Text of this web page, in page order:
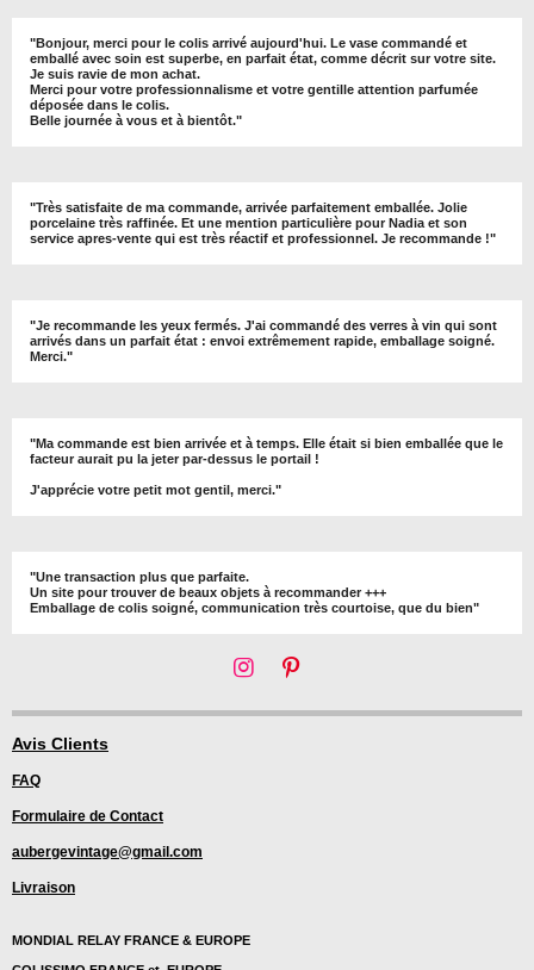
"Bonjour, merci pour le colis arrivé aujourd'hui. Le vase commandé et
emballé avec soin est superbe, en parfait état, comme décrit sur votre site.
Je suis ravie de mon achat.
Merci pour votre professionnalisme et votre gentille attention parfumée
déposée dans le colis.
Belle journée à vous et à bientôt."
"Très satisfaite de ma commande, arrivée parfaitement emballée. Jolie
porcelaine très raffinée. Et une mention particulière pour Nadia et son
service apres-vente qui est très réactif et professionnel. Je recommande !"
"Je recommande les yeux fermés. J'ai commandé des verres à vin qui sont
arrivés dans un parfait état : envoi extrêmement rapide, emballage soigné.
Merci."
"Ma commande est bien arrivée et à temps. Elle était si bien emballée que le
facteur aurait pu la jeter par-dessus le portail !
J'apprécie votre petit mot gentil, merci."
"Une transaction plus que parfaite.
Un site pour trouver de beaux objets à recommander +++
Emballage de colis soigné, communication très courtoise, que du bien"
I
s
P
n
Avis Clients
FAQ
Formulaire de Contact
aubergevintage@gmail.com
Livraison
MONDIAL RELAY FRANCE & EUROPE